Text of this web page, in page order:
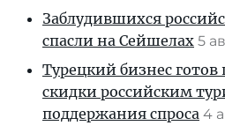
Заблудившихся
спасли на Сейшелах 5
Турецкий бизнес готов
скидки российским
поддержания спроса 4